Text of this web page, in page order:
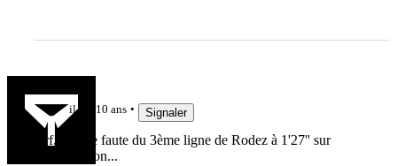
il y a 10 ans Signaler
Arf, la jolie faute du 3ème ligne de Rodez à 1'27'' sur
l'introduction...